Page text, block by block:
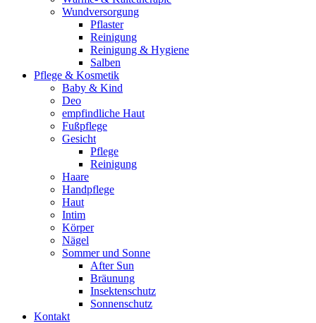
Wundversorgung
Pflaster
Reinigung
Reinigung & Hygiene
Salben
Pflege & Kosmetik
Baby & Kind
Deo
empfindliche Haut
Fußpflege
Gesicht
Pflege
Reinigung
Haare
Handpflege
Haut
Intim
Körper
Nägel
Sommer und Sonne
After Sun
Bräunung
Insektenschutz
Sonnenschutz
Kontakt